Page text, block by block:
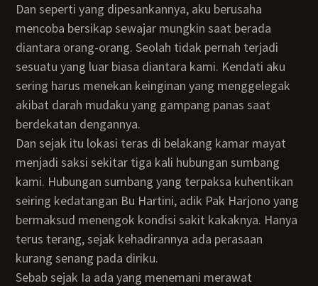
Dan seperti yang dipesankannya, aku berusaha
mencoba bersikap sewajar mungkin saat berada
diantara orang-orang. Seolah tidak pernah terjadi
sesuatu yang luar biasa diantara kami. Kendati aku
sering harus menekan keinginan yang menggelegak
akibat darah mudaku yang gampang panas saat
berdekatan dengannya.
Dan sejak itu lokasi teras di belakang kamar mayat
menjadi saksi sekitar tiga kali hubungan sumbang
kami. Hubungan sumbang yang terpaksa kuhentikan
seiring kedatangan Bu Hartini, adik Pak Harjono yang
bermaksud menengok kondisi sakit kakaknya. Hanya
terus terang, sejak kehadirannya ada perasaan
kurang senang pada diriku.
Sebab sejak Ia ada yang menemani merawat